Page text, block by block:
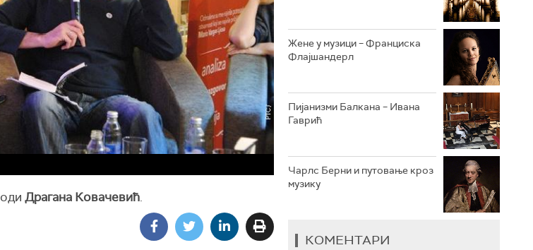
Драгана Ковачевић.
Жене у музици – Франциска
Флајшандерл
Пијанизми Балкана – Ивана
Гаврић
Чарлс Берни и путовање кроз
музику
КОМЕНТАРИ